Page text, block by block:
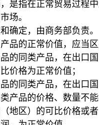
指在正常贸易过程中
场。
定，由商务部负责。
正常价值，应当区
同类产品，在出口国
价格为正常价值；
同类产品，在出口国
产品的价格、数量不
地区）的可比价格或